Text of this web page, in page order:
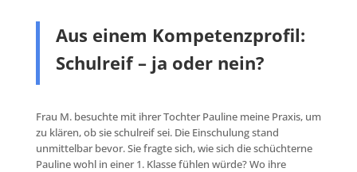
Aus einem Kompetenzprofil:
Schulreif – ja oder nein?
Frau M. besuchte mit ihrer Tochter Pauline meine Praxis, um
zu klären, ob sie schulreif sei. Die Einschulung stand
unmittelbar bevor. Sie fragte sich, wie sich die schüchterne
Pauline wohl in einer 1. Klasse fühlen würde? Wo ihre